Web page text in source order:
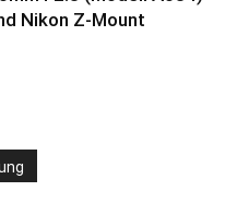
Nikon Z-Mount